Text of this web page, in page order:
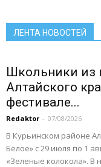
ЛЕНТА НОВОСТЕЙ
Школьники из
Алтайского
фестивале...
Redaktor - 07/08/2026
В Курьинском районе
Белое» с 29 июля по 1
«Зеленые колокола». В